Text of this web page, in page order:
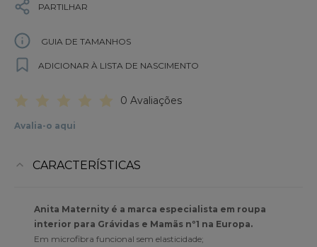
PARTILHAR
GUIA DE TAMANHOS
ADICIONAR À LISTA DE NASCIMENTO
0 Avaliações
Avalia-o aqui
CARACTERÍSTICAS
Anita Maternity é a marca especialista em roupa
interior para Grávidas e Mamãs nº1 na Europa.
Em microfibra funcional sem elasticidade;